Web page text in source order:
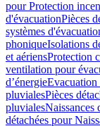
pour Protection
d'évacuationPièces
systèmes
phoniqueIsolations
et aériensProtection
ventilation pour
d’énergieEvacuation
pluvialesPièces
pluvialesNaissances
détachées pour